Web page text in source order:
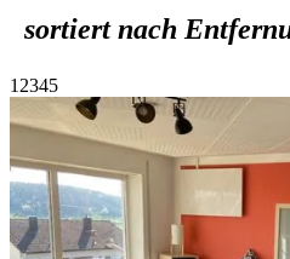
sortiert nach
1 2345